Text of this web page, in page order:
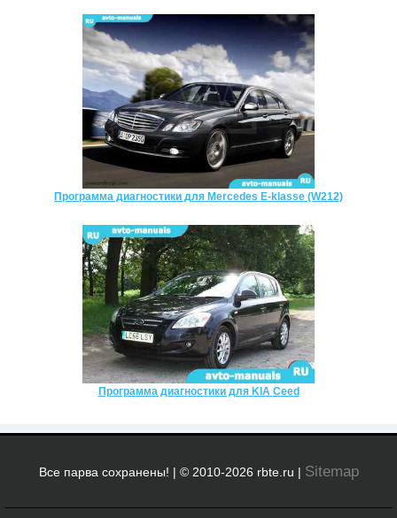
Программа диагностики для Mercedes E-klasse (W212)
Программа диагностики для KIA Ceed
Все парва сохранены! | © 2010-2026 rbte.ru | Sitemap